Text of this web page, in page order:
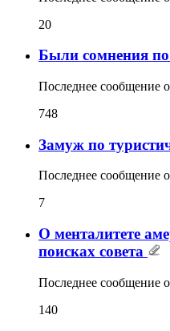
20
Были сомнения
Последнее сообщение
748
Замуж по
Последнее сообщение
7
О менталитете
поисках совета
Последнее сообщение
140